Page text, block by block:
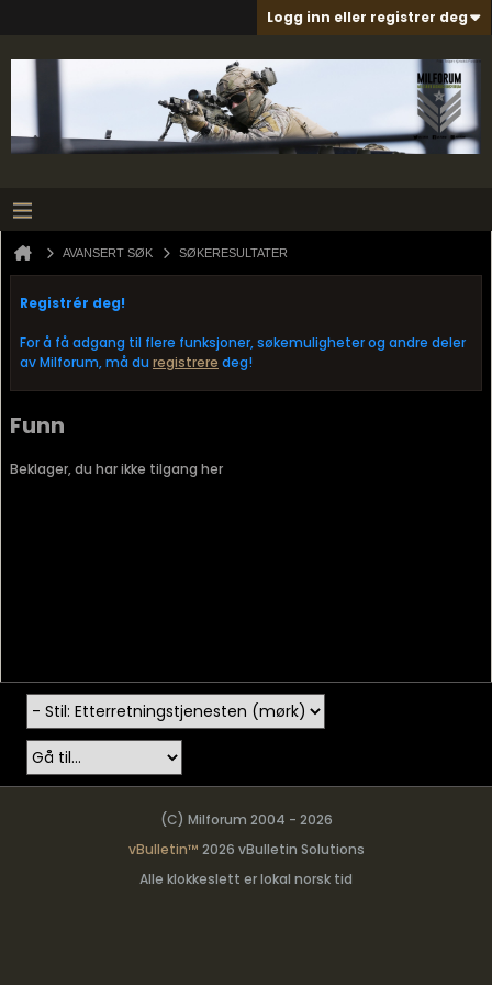
Logg inn eller registrer deg
AVANSERT SØK SØKERESULTATER
Registrér deg!
For å få adgang til flere funksjoner, søkemuligheter og andre deler
av Milforum, må du registrere deg!
Funn
Beklager, du har ikke tilgang her
(C) Milforum 2004 - 2026
vBulletin™ 2026 vBulletin Solutions
Alle klokkeslett er lokal norsk tid